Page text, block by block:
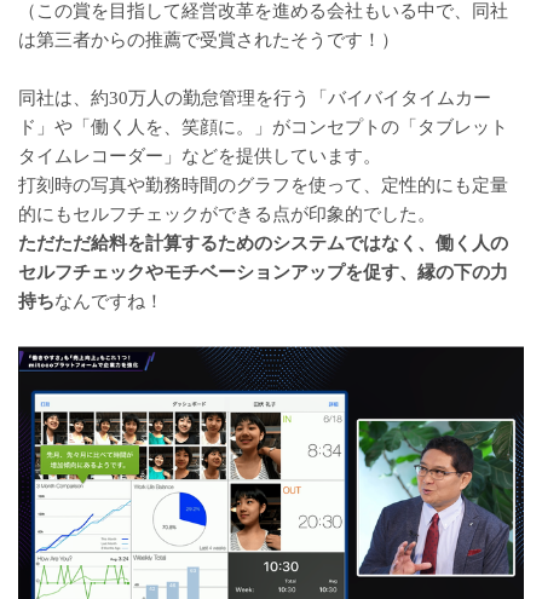
（この賞を目指して経営改革を進める会社もいる中で、同社
は第三者からの推薦で受賞されたそうです！）
同社は、約30万人の勤怠管理を行う「 バイバイタイムカー
ド 」や「働く人を、笑顔に。」がコンセプトの「 タブレット
タイムレコーダー 」などを提供しています。
打刻時の写真や勤務時間のグラフを使って、定性的にも定量
的にもセルフチェックができる点が印象的でした。
ただただ給料を計算するためのシステムではなく、働く人の
セルフチェックやモチベーションアップを促す、縁の下の力
持ちなんですね！